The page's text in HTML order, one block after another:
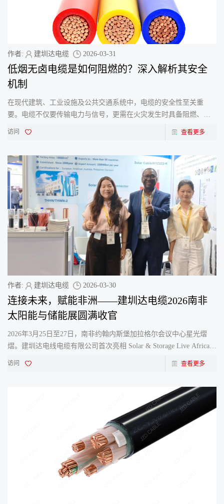
作者: 建圳达电缆 2026-03-31
低烟无卤电缆是如何阻燃的？深入解析其安全
机制
在现代建筑、工业设施及公共交通系统中，电缆的安全性至关重
要。电缆不仅要传输电力与信号，更需在火灾发生时具备阻燃、低
烟、无毒的卓越特性。这正是低烟无卤（LSZH，也称LSOH）电缆
访问 查看更多
作者: 建圳达电缆 2026-03-30
连接未来，赋能非洲——建圳达电缆2026南非
太阳能与储能展圆满收官
2026年3月25日至27日，南非约翰内斯堡加拉格尔会议中心星光熠
熠。建圳达电线电缆有限公司首次亮相 Solar & Storage Live Africa
2026​ 展会，并取得圆满成功。此次参展不仅是我们深入非洲新能源
访问 查看更多